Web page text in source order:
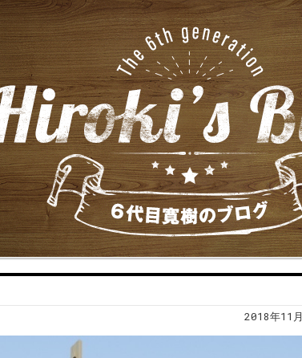
2018年11